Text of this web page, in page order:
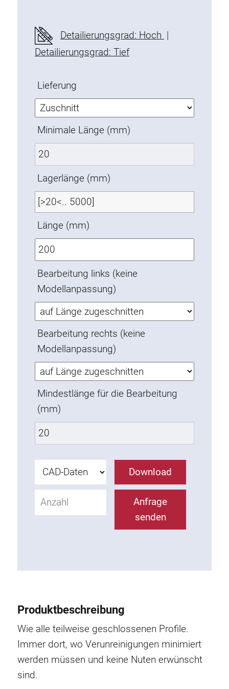
Befestigungsleisten
Uniblöcke
Befestigungswinkel
T-Schrauben
Gewindeteile
Gewindeplatten
Doppelgewindeplatten
Halbrundgewindeplatten
Nutensteine
Nutensteine schwenkbar
Doppelnutensteine
Hammermuttern
Verdrehsicherungen
Gewindeeinsätze
Bodenverbindungselemente
Rollenelemente
Kunststoffelemente
Kabelkanäle
Flächenelemente
Scharniere und Gelenke
Beschläge
Pneumatik Elemente
Dynamische Elemente
Eckelement
Hubsäulen
Rollbahnsystem
Detailierungsgrad: Hoch |
Detailierungsgrad: Tief
Lieferung
Minimale Länge (mm)
Lagerlänge (mm)
Länge (mm)
Bearbeitung links (keine
Modellanpassung)
Bearbeitung rechts (keine
Modellanpassung)
Mindestlänge für die Bearbeitung
(mm)
Download
Anfrage
senden
Produktbeschreibung
Wie alle teilweise geschlossenen Profile.
Immer dort, wo Verunreinigungen minimiert
werden müssen und keine Nuten erwünscht
sind.